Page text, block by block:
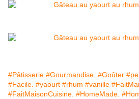
#Pâtisserie #Gourmandise. #Goûter
#Facile. #yaourt #rhum #vanille
#FaitMaisonCuisine. #HomeMade.